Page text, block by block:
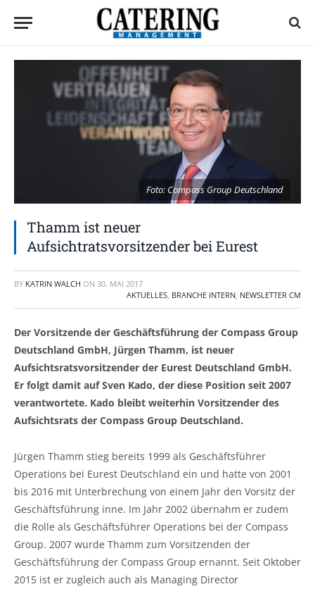
Foto: Compass Group Deutschland
Thamm ist neuer
Aufsichtratsvorsitzender bei Eurest
BY KATRIN WALCH ON 30. MAI 2017
AKTUELLES, BRANCHE INTERN, NEWSLETTER CM
Der Vorsitzende der Geschäftsführung der Compass Group
Deutschland GmbH, Jürgen Thamm, ist neuer
Aufsichtsratsvorsitzender der Eurest Deutschland GmbH.
Er folgt damit auf Sven Kado, der diese Position seit 2007
verantwortete. Kado bleibt weiterhin Vorsitzender des
Aufsichtsrats der Compass Group Deutschland.
Jürgen Thamm stieg bereits 1999 als Geschäftsführer
Operations bei Eurest Deutschland ein und hatte von 2001
bis 2016 mit Unterbrechung von einem Jahr den Vorsitz der
Geschäftsführung inne. Im Jahr 2002 übernahm er zudem
die Rolle als Geschäftsführer Operations bei der Compass
Group. 2007 wurde Thamm zum Vorsitzenden der
Geschäftsführung der Compass Group ernannt. Seit Oktober
2015 ist er zugleich auch als Managing Director